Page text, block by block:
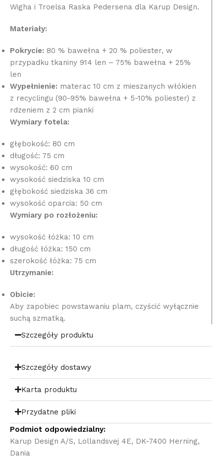
Wigha i Troelsa Raska Pedersena dla Karup Design.
Materiały:
Pokrycie: 80 % bawełna + 20 % poliester, w
przypadku tkaniny 914 len – 75% bawełna + 25%
len
Wypełnienie: materac 10 cm z mieszanych włókien
z recyclingu (90-95% bawełna + 5-10% poliester) z
rdzeniem z 2 cm pianki
Wymiary fotela:
głębokość: 80 cm
długość: 75 cm
wysokość: 60 cm
wysokość siedziska 10 cm
głębokość siedziska 36 cm
wysokość oparcia: 50 cm
Wymiary po rozłożeniu:
wysokość łóżka: 10 cm
długość łóżka: 150 cm
szerokość łóżka: 75 cm
Utrzymanie:
Obicie:
Aby zapobiec powstawaniu plam, czyścić wyłącznie
suchą szmatką.
Szczegóły produktu
Szczegóły dostawy
Karta produktu
Przydatne pliki
Podmiot odpowiedzialny:
Karup Design A/S, Lollandsvej 4E, DK-7400 Herning,
Dania